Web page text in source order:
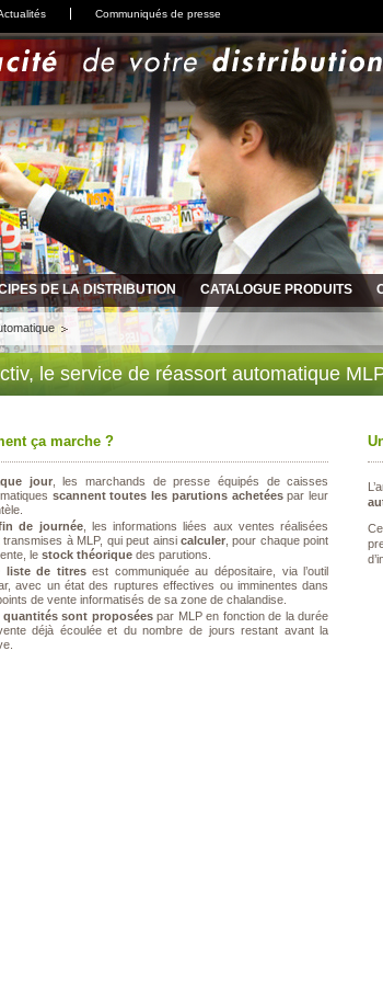
Communiqués de presse
DE LA DISTRIBUTION CATALOGUE PRODUITS
le service de réassort automatique
ça marche ?
jour, les marchands de presse équipés de caisses
scannent toutes les parutions achetéespar leur
de journée, les informations liées aux ventes réalisées
transmises à MLP, qui peut ainsi calculer, pour chaque point
le stock théorique des parutions.
liste de titresest communiquée au dépositaire, via l’outil
avec un état des ruptures effectives ou imminentes dans
de vente informatisés de sa zone de chalandise.
quantités sont proposéespar MLP en fonction de la durée
déjà écoulée et du nombre de jours restant avant la